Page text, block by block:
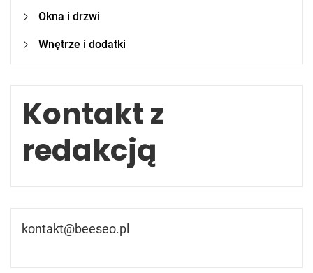
Okna i drzwi
Wnętrze i dodatki
Kontakt z
redakcją
kontakt@beeseo.pl